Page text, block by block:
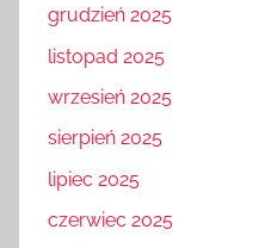
grudzień 2025
listopad 2025
wrzesień 2025
sierpień 2025
lipiec 2025
czerwiec 2025